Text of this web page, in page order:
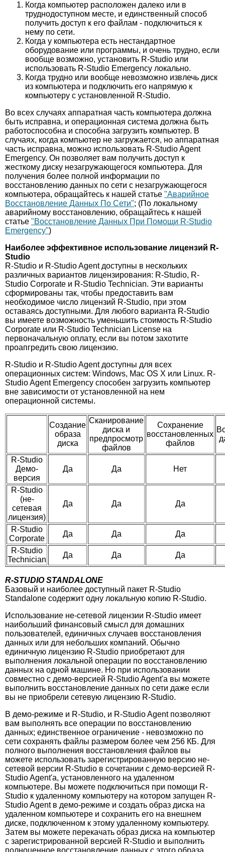
Когда компьютер расположен далеко или в
труднодоступном месте, и единственный способ
получить доступ к его файлам - подключиться к
нему по сети.
Когда у компьютера есть нестандартное
оборудование или программы, и очень трудно, если
вообще возможно, установить R-Studio или
использовать R-Studio Emergency локально.
Когда трудно или вообще невозможно извлечь диск
из компьютера и подключить его напрямую к
компьютеру с установленной R-Studio.
Во всех случаях аппаратная часть компьютера должна
быть исправна, и операционная система должна быть
работоспособна и способна загрузить компьютер. В
случаях, когда компьютер не загружается, но аппаратная
часть исправна, можно использовать R-Studio Agent
Emergency. Он позволяет вам получить доступ к
жесткому диску незагружающегося компьютера. Для
получения более полной информации по
восстановлению данных по сети с незагружающегося
компьютера, обращайтесь к нашей статье "Аварийное
Восстановление Данных По Сети"; (По локальному
аварийному восстановлению, обращайтесь к нашей
статье "Восстановление Данных При Помощи R-Studio
Emergency")
Наиболее эффективное использование лицензий R-
Studio
R-Studio и R-Studio Agent доступны в нескольких
различных вариантов лицензирования: R-Studio, R-
Studio Corporate и R-Studio Technician. Эти варианты
сформированы так, чтобы предоставить вам
необходимое число лицензий R-Studio, при этом
оставаясь доступными. Для любого варианта R-Studio
вы имеете возможность уменьшить стоимость R-Studio
Corporate или R-Studio Technician License на
первоначальную оплату, если вы потом захотите
проапгредить свою лицензию.
R-Studio и R-Studio Agent доступны для всех
операционных систем: Windows, Mac OS X или Linux. R-
Studio Agent Emergency способен загрузить компьютер
вне зависимости от установленной на нем
операционной системы.
Создание
образа
диска
Сканирование
диска и
предпросмотр
файлов
Сохранение
восстановленных
файлов
R-Studio
Демо-
версия
Да Да Нет
R-Studio
(не-
сетевая
лицензия)
Да Да Да
R-Studio
Corporate
Да Да
Да
R-Studio
Technician
Да Да Да
R-STUDIO STANDALONE
Базовый и наиболее доступный пакет R-Studio
Standalone содержит одну локальную копию R-Studio.
Использование не-сетевой лицензии R-Studio имеет
наибольший финансовый смысл для домашних
пользователей, единичных случаев восстановления
данных или для небольших компаний. Обычно
единичную лицензию R-Studio приобретают для
выполнения локальной операции по восстановлению
данных на одной машине. Но при использовании
совместно с демо-версией R-Studio Agent'а вы можете
выполнить восстановление данных по сети даже если
вы не приобрели сетевую лицензию R-Studio.
В демо-режиме и R-Studio, и R-Studio Agent позволяют
вам выполнять все операции по восстановлению
данных; единственное ограничение - невозможно по
сети сохранять файлы размером более чем 256 КБ. Для
полного выполнения восстановления файлов вы
можете использовать зарегистрированную версию не-
сетевой версии R-Studio в сочетании с демо-версией R-
Studio Agent'а, установленного на удаленном
компьютере. Вы можете подключиться при помощи R-
Studio к удаленному компьютеру на котором запущен R-
Studio Agent в демо-режиме и создать образ диска на
удаленном компьютере и сохранить его на внешнем
диске, подключенном к этому удаленному компьютеру.
Затем вы можете перекачать образ диска на компьютер
с зарегистрированной версией R-Studio и выполнить
полноценное восстановление данных с этого образа